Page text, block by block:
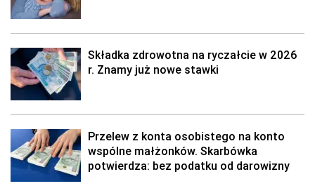
Składka zdrowotna na ryczałcie w 2026
r. Znamy już nowe stawki
Przelew z konta osobistego na konto
wspólne małżonków. Skarbówka
potwierdza: bez podatku od darowizny